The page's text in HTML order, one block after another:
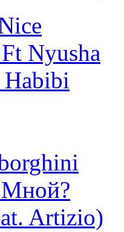
Nyusha
Artizio)